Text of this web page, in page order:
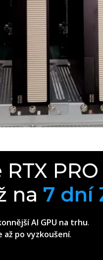
na 7 dní
AI GPU na trhu.
až po vyzkoušení.